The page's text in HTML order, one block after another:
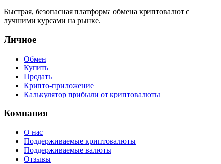
Быстрая, безопасная платформа обмена криптовалют с
лучшими курсами на рынке.
Личное
Обмен
Купить
Продать
Крипто-приложение
Калькулятор прибыли от криптовалюты
Компания
О нас
Поддерживаемые криптовалюты
Поддерживаемые валюты
Отзывы